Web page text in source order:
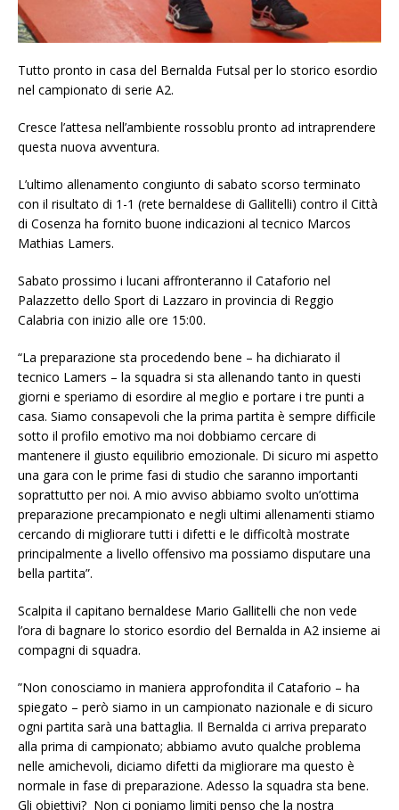
Tutto pronto in casa del Bernalda Futsal per lo storico esordio
nel campionato di serie A2.
Cresce l’attesa nell’ambiente rossoblu pronto ad intraprendere
questa nuova avventura.
L’ultimo allenamento congiunto di sabato scorso terminato
con il risultato di 1-1 (rete bernaldese di Gallitelli) contro il Città
di Cosenza ha fornito buone indicazioni al tecnico Marcos
Mathias Lamers.
Sabato prossimo i lucani affronteranno il Cataforio nel
Palazzetto dello Sport di Lazzaro in provincia di Reggio
Calabria con inizio alle ore 15:00.
“La preparazione sta procedendo bene – ha dichiarato il
tecnico Lamers – la squadra si sta allenando tanto in questi
giorni e speriamo di esordire al meglio e portare i tre punti a
casa. Siamo consapevoli che la prima partita è sempre difficile
sotto il profilo emotivo ma noi dobbiamo cercare di
mantenere il giusto equilibrio emozionale. Di sicuro mi aspetto
una gara con le prime fasi di studio che saranno importanti
soprattutto per noi. A mio avviso abbiamo svolto un’ottima
preparazione precampionato e negli ultimi allenamenti stiamo
cercando di migliorare tutti i difetti e le difficoltà mostrate
principalmente a livello offensivo ma possiamo disputare una
bella partita”.
Scalpita il capitano bernaldese Mario Gallitelli che non vede
l’ora di bagnare lo storico esordio del Bernalda in A2 insieme ai
compagni di squadra.
”Non conosciamo in maniera approfondita il Cataforio – ha
spiegato – però siamo in un campionato nazionale e di sicuro
ogni partita sarà una battaglia. Il Bernalda ci arriva preparato
alla prima di campionato; abbiamo avuto qualche problema
nelle amichevoli, diciamo difetti da migliorare ma questo è
normale in fase di preparazione. Adesso la squadra sta bene.
Gli obiettivi? Non ci poniamo limiti penso che la nostra